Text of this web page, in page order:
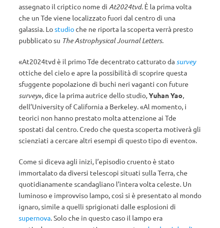
assegnato il criptico nome di At2024tvd. È la prima volta
che un Tde viene localizzato fuori dal centro di una
galassia. Lostudioche ne riporta la scoperta verrà presto
pubblicato su The Astrophysical Journal Letters.
«At2024tvd è il primo Tde decentrato catturato da survey
ottiche del cielo e apre la possibilità di scoprire questa
sfuggente popolazione di buchi neri vaganti con future
survey», dice la prima autrice dello studio, Yuhan Yao
dell’University of California a Berkeley. «Al momento, i
teorici non hanno prestato molta attenzione ai Tde
spostati dal centro. Credo che questa scoperta motiverà gli
scienziati a cercare altri esempi di questo tipo di evento».
Come si diceva agli inizi, l’episodio cruento è stato
immortalato da diversi telescopi situati sulla Terra, che
quotidianamente scandagliano l’intera volta celeste. Un
luminoso e improvviso lampo, così si è presentato al mondo
ignaro, simile a quelli sprigionati dalle esplosioni di
supernova . Solo che in questo caso il lampo era